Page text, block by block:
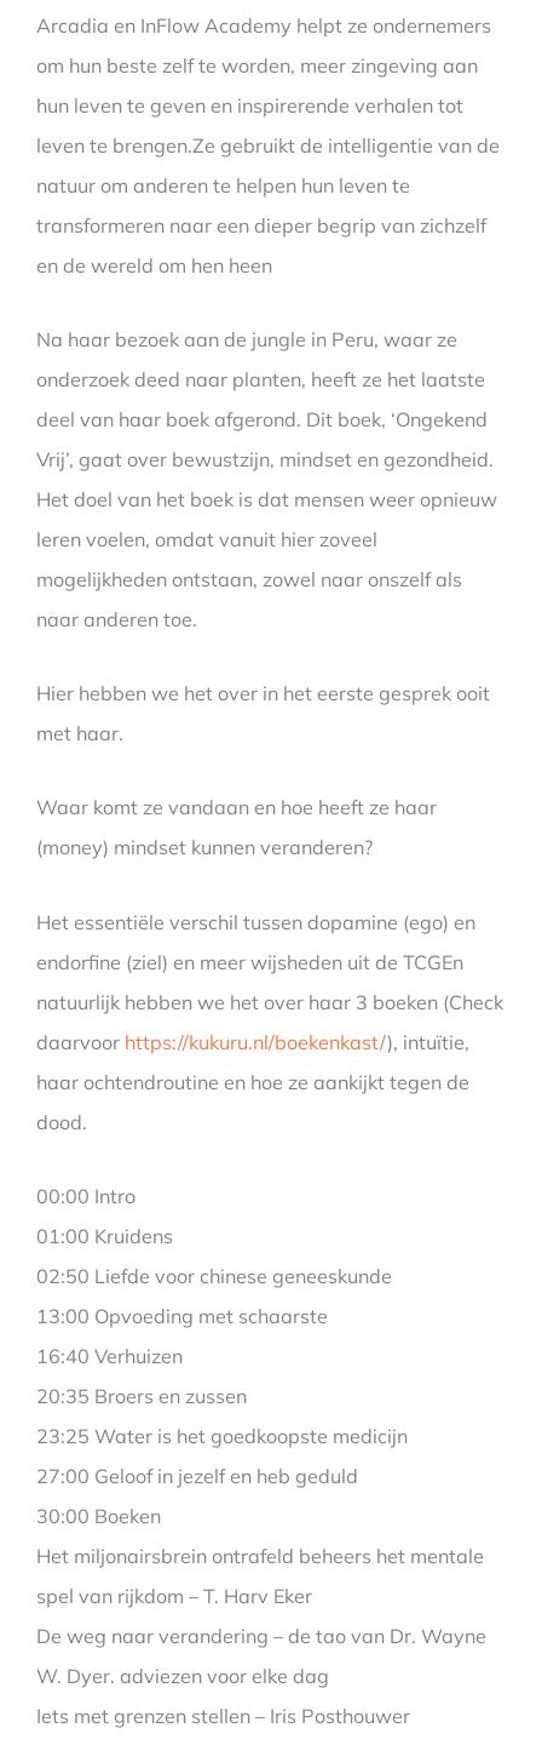
Arcadia en InFlow Academy helpt ze ondernemers
om hun beste zelf te worden, meer zingeving aan
hun leven te geven en inspirerende verhalen tot
leven te brengen.Ze gebruikt de intelligentie van de
natuur om anderen te helpen hun leven te
transformeren naar een dieper begrip van zichzelf
en de wereld om hen heen
Na haar bezoek aan de jungle in Peru, waar ze
onderzoek deed naar planten, heeft ze het laatste
deel van haar boek afgerond. Dit boek, ‘Ongekend
Vrij’, gaat over bewustzijn, mindset en gezondheid.
Het doel van het boek is dat mensen weer opnieuw
leren voelen, omdat vanuit hier zoveel
mogelijkheden ontstaan, zowel naar onszelf als
naar anderen toe.
Hier hebben we het over in het eerste gesprek ooit
met haar.
Waar komt ze vandaan en hoe heeft ze haar
(money) mindset kunnen veranderen?
Het essentiële verschil tussen dopamine (ego) en
endorfine (ziel) en meer wijsheden uit de TCGEn
natuurlijk hebben we het over haar 3 boeken (Check
daarvoor https://kukuru.nl/boekenkast/), intuïtie,
haar ochtendroutine en hoe ze aankijkt tegen de
dood.
00:00 Intro
01:00 Kruidens
02:50 Liefde voor chinese geneeskunde
13:00 Opvoeding met schaarste
16:40 Verhuizen
20:35 Broers en zussen
23:25 Water is het goedkoopste medicijn
27:00 Geloof in jezelf en heb geduld
30:00 Boeken
Het miljonairsbrein ontrafeld beheers het mentale
spel van rijkdom – T. Harv Eker
De weg naar verandering – de tao van Dr. Wayne
W. Dyer. adviezen voor elke dag
Iets met grenzen stellen – Iris Posthouwer